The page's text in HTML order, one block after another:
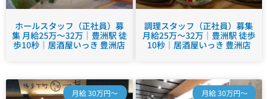
ホールスタッフ（正社員）募
集 月給25万～32万｜豊洲駅 徒
歩10秒｜居酒屋いっき 豊洲店
調理スタッフ（正社員）募集
月給25万～32万｜豊洲駅 徒歩
10秒｜居酒屋いっき 豊洲店
月給 30万円～ 月給 30万円～